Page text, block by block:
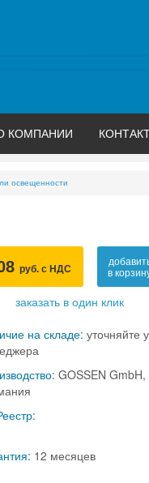
КОМПАНИИ
освещенности
руб. с НДС
в
заказать в один клик
на складе: уточняйте у
GOSSEN GmbH,
12 месяцев